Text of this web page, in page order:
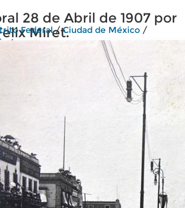
28 de Abril de 1907 por
Miret.
Federal/Ciudad de México /